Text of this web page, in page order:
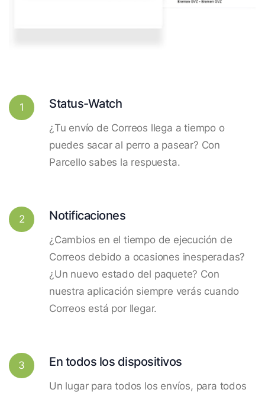
1 Status-Watch
¿Tu envío de Correos llega a tiempo o
puedes sacar al perro a pasear? Con
Parcello sabes la respuesta.
2 Notificaciones
¿Cambios en el tiempo de ejecución de
Correos debido a ocasiones inesperadas?
¿Un nuevo estado del paquete? Con
nuestra aplicación siempre verás cuando
Correos está por llegar.
3 En todos los dispositivos
Un lugar para todos los envíos, para todos